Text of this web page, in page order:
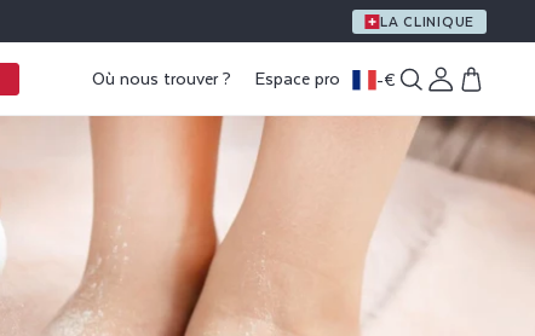
UN CADEAU OFFERT DÈS 59 € D’ACHAT
LA CLINIQUE
Où nous trouver ? Espace pro -€ Connexion
Panier